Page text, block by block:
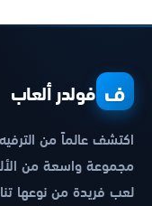
ف فولدر ألعاب
اكتشف عالماً من
مجموعة واسعة من
لعب فريدة من نوعها